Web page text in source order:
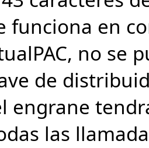
funciona en
no se
de
engrane
las